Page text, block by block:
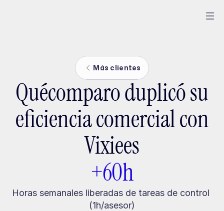
Más clientes
Quécomparo duplicó su
eficiencia comercial con
Vixiees
+60h
Horas semanales liberadas de tareas de control
(1h/asesor)